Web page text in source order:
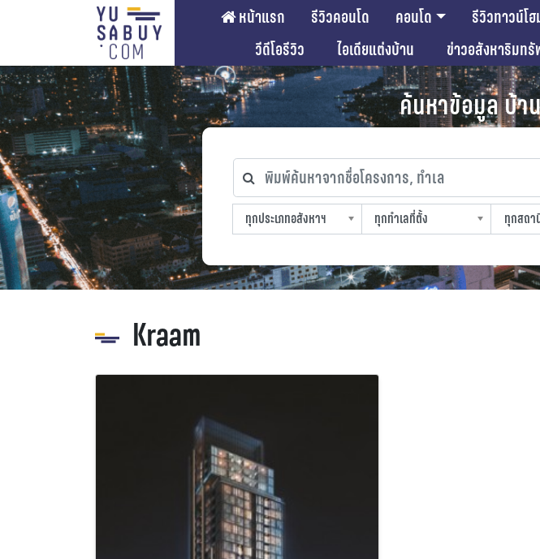
หน้าแรก รีวิวคอนโด คอนโด รีวิวทาวน์โ
วีดีโอรีวิว
ไอเดียแต่งบ้าน ข่าวอสังหาริมท
ค้นหาข้อมูล บ้า
พิมพ์ค้นหาจากชื่อโครงการ, ทำเล
ทุกประเภทอสังหาฯ
ทุกประเภทอสังหาฯ
ทุกทำเลที่ตั้ง
ทุกทำเลที่ตั้ง
ทุกสถานีรถไฟฟ้า
ทุกสถา
ทุกช่วงราคา
Kraam